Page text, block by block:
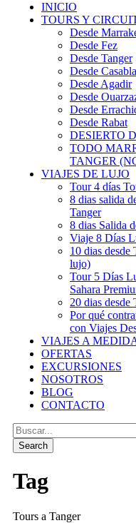
INICIO
TOURS Y
Desde
Desde Fez
Desde Tanger
Desde
Desde Agadir
Desde
Desde
Desde Rabat
DESIERTO
TODO
TANGER
VIAJES DE LUJO
Tour 4 días
8 dias salida
Tanger
8 dias Salida
Viaje 8 Días
10 dias desde
lujo)
Tour 5 Días
Sahara
20 dias desde
Por qué
con Viajes
VIAJES A
OFERTAS
EXCURSIONES
NOSOTROS
BLOG
CONTACTO
Tag
Tours a Tanger